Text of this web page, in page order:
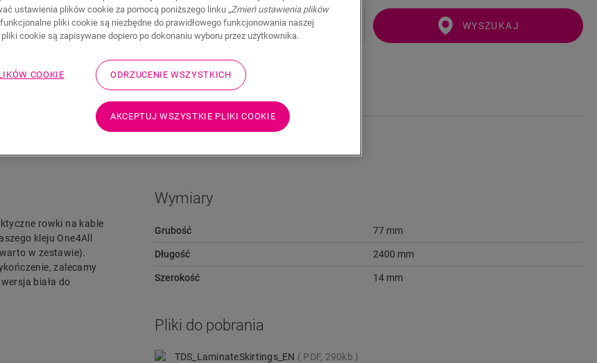
WYSZUKAJ
Przejdź szybko do Pliki do pobrania
rowki na kable
kleju One4All
w zestawie).
zalecamy
biała do
Wymiary
Grubość 77 mm
Długość 2400 mm
Szerokość 14 mm
Pliki do pobrania
TDS_LaminateSkirtings_EN PDF, 290kb
ustawienia plików cookie za pomocą poniższego linku „Zmień ustawienia plików
pliki cookie są niezbędne do prawidłowego funkcjonowania naszej
pliki cookie są zapisywane dopiero po dokonaniu wyboru przez użytkownika.
COOKIE ODRZUCENIE WSZYSTKICH
AKCEPTUJ WSZYSTKIE PLIKI COOKIE